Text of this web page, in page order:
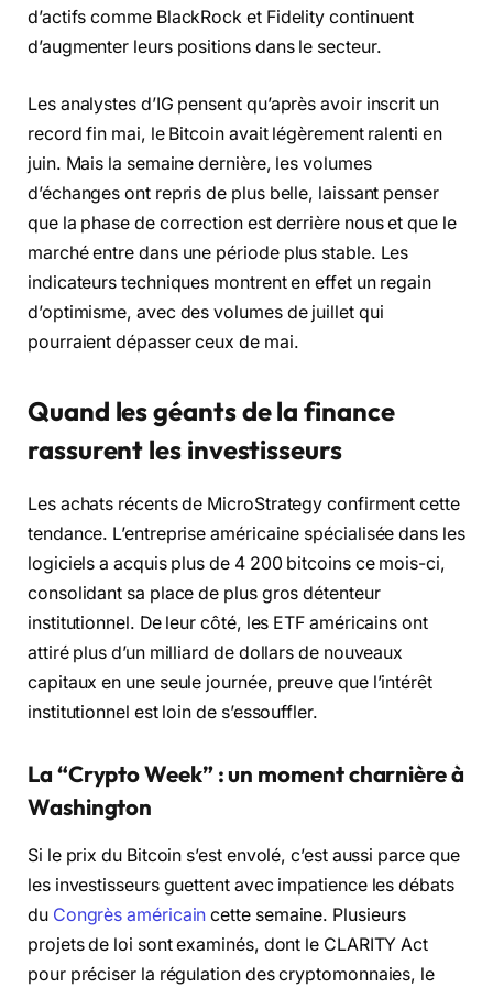
d’actifs comme BlackRock et Fidelity continuent
d’augmenter leurs positions dans le secteur.
Les analystes d’IG pensent qu’après avoir inscrit un
record fin mai, le Bitcoin avait légèrement ralenti en
juin. Mais la semaine dernière, les volumes
d’échanges ont repris de plus belle, laissant penser
que la phase de correction est derrière nous et que le
marché entre dans une période plus stable. Les
indicateurs techniques montrent en effet un regain
d’optimisme, avec des volumes de juillet qui
pourraient dépasser ceux de mai.
Quand les géants de la finance
rassurent les investisseurs
Les achats récents de MicroStrategy confirment cette
tendance. L’entreprise américaine spécialisée dans les
logiciels a acquis plus de 4 200 bitcoins ce mois-ci,
consolidant sa place de plus gros détenteur
institutionnel. De leur côté, les ETF américains ont
attiré plus d’un milliard de dollars de nouveaux
capitaux en une seule journée, preuve que l’intérêt
institutionnel est loin de s’essouffler.
La “Crypto Week” : un moment charnière à
Washington
Si le prix du Bitcoin s’est envolé, c’est aussi parce que
les investisseurs guettent avec impatience les débats
du Congrès américain cette semaine. Plusieurs
projets de loi sont examinés, dont le CLARITY Act
pour préciser la régulation des cryptomonnaies, le